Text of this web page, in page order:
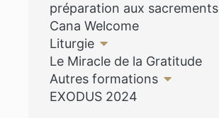
préparation aux sacrements
Cana Welcome
Liturgie
Le Miracle de la Gratitude
Autres formations
EXODUS 2024